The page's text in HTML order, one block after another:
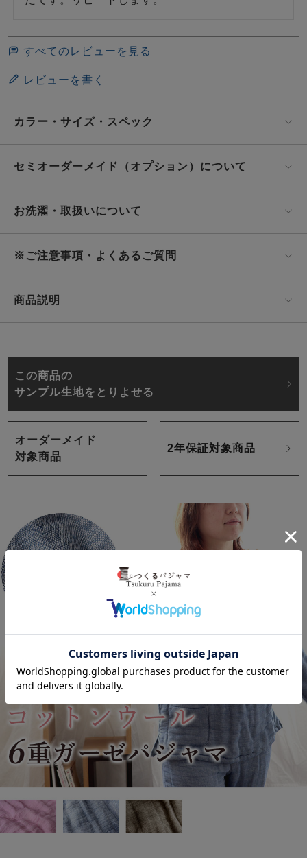
すべてのレビューを見る
レビューを書く
カラー・サイズ・スペック
セミオーダーメイド（オプション）について
お洗濯・取扱いについて
※ご注意事項・よくあるご質問
商品説明
この商品の
サンプル生地をとりよせる
オーダーメイド
対象商品
2年保証対象商品